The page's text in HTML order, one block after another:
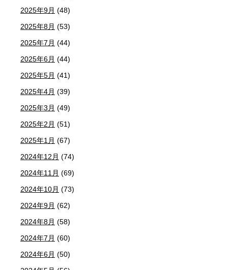
2025年9月 (48)
2025年8月 (53)
2025年7月 (44)
2025年6月 (44)
2025年5月 (41)
2025年4月 (39)
2025年3月 (49)
2025年2月 (51)
2025年1月 (67)
2024年12月 (74)
2024年11月 (69)
2024年10月 (73)
2024年9月 (62)
2024年8月 (58)
2024年7月 (60)
2024年6月 (50)